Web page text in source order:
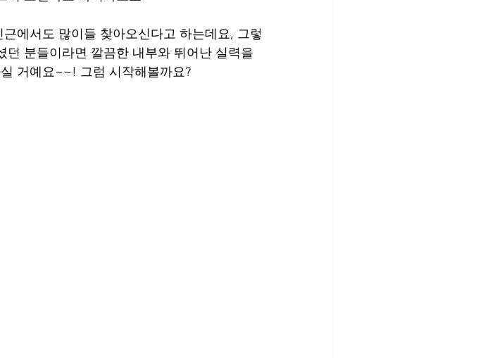
에서도 많이들 찾아오신다고 하는데요, 그렇
분들이라면 깔끔한 내부와 뛰어난 실력을
거예요~~! 그럼 시작해볼까요?